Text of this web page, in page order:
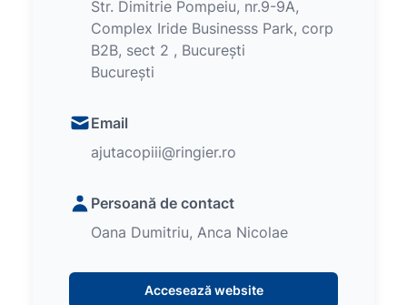
Str. Dimitrie Pompeiu, nr.9-9A,
Complex Iride Businesss Park, corp
B2B, sect 2 , București
București
Email
ajutacopiii@ringier.ro
Persoană de contact
Oana Dumitriu, Anca Nicolae
Accesează website